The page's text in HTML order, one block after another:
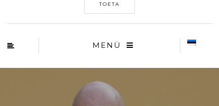
TOETA
MENÜ